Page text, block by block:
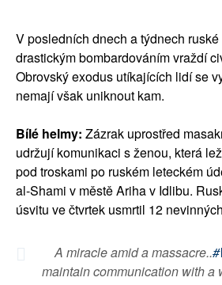
RUBRIKY
PLNÁ VERZE STRÁNEK
V posledních dnech a týdnech
drastickým bombardováním vraždí
Obrovský exodus utíkajících lidí se
nemají však uniknout kam.
Bílé helmy: Zázrak uprostřed
udržují komunikaci s ženou, která
pod troskami po ruském leteckém
al-Shami v městě Ariha v Idlibu.
úsvitu ve čtvrtek usmrtil 12
A miracle amid a massacre..
maintain communication with a